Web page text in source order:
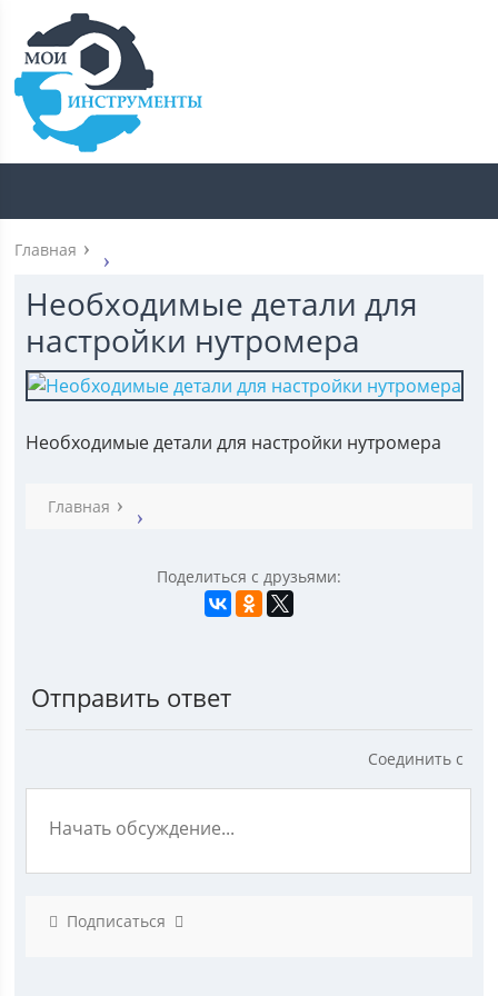
Главная
Необходимые детали для
настройки нутромера
Необходимые детали для настройки нутромера
Главная
Поделиться с друзьями:
Отправить ответ
Соединить с
Подписаться